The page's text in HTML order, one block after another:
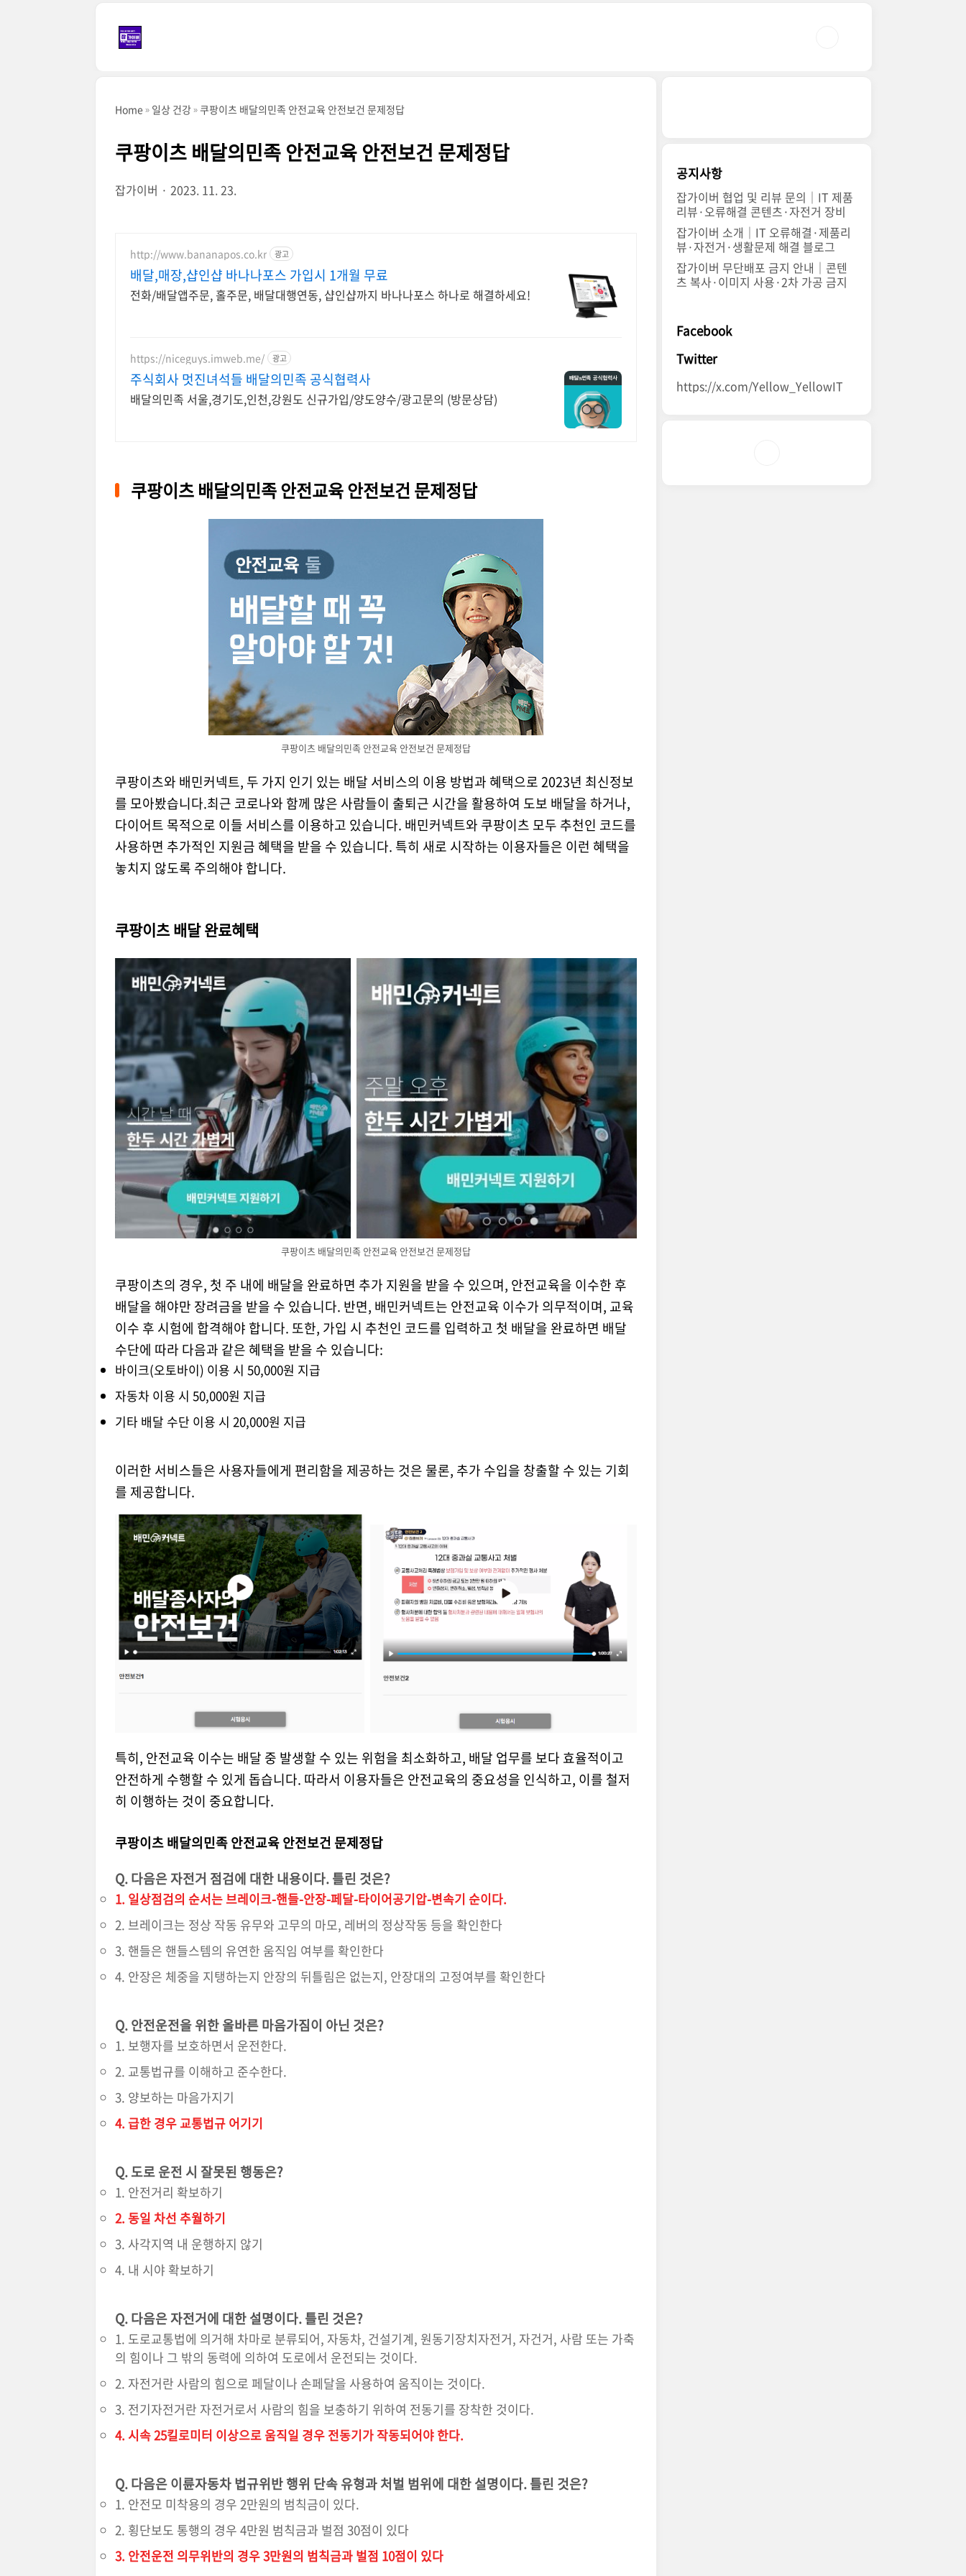
Home 일상 건강 쿠팡이츠 배달의민족 안전교육 안전보건 문제정답
쿠팡이츠 배달의민족 안전교육 안전보건 문제정답
잡가이버 2023. 11. 23.
http://www.bananapos.co.kr 광고
배달,매장,샵인샵 바나나포스 가입시 1개월 무료
전화/배달앱주문, 홀주문, 배달대행연동, 샵인샵까지 바나나포스 하나로 해결하세요!
https://niceguys.imweb.me/ 광고
주식회사 멋진녀석들 배달의민족 공식협력사
배달의민족 서울,경기도,인천,강원도 신규가입/양도양수/광고문의 (방문상담)
쿠팡이츠 배달의민족 안전교육 안전보건 문제정답
쿠팡이츠 배달의민족 안전교육 안전보건 문제정답
쿠팡이츠와 배민커넥트, 두 가지 인기 있는 배달 서비스의 이용 방법과 혜택으로 2023년 최신정보
를 모아봤습니다.최근 코로나와 함께 많은 사람들이 출퇴근 시간을 활용하여 도보 배달을 하거나,
다이어트 목적으로 이들 서비스를 이용하고 있습니다. 배민커넥트와 쿠팡이츠 모두 추천인 코드를
사용하면 추가적인 지원금 혜택을 받을 수 있습니다. 특히 새로 시작하는 이용자들은 이런 혜택을
놓치지 않도록 주의해야 합니다.
쿠팡이츠 배달 완료혜택
쿠팡이츠 배달의민족 안전교육 안전보건 문제정답
쿠팡이츠의 경우, 첫 주 내에 배달을 완료하면 추가 지원을 받을 수 있으며, 안전교육을 이수한 후
배달을 해야만 장려금을 받을 수 있습니다. 반면, 배민커넥트는 안전교육 이수가 의무적이며, 교육
이수 후 시험에 합격해야 합니다. 또한, 가입 시 추천인 코드를 입력하고 첫 배달을 완료하면 배달
수단에 따라 다음과 같은 혜택을 받을 수 있습니다:
바이크(오토바이) 이용 시 50,000원 지급
자동차 이용 시 50,000원 지급
기타 배달 수단 이용 시 20,000원 지급
이러한 서비스들은 사용자들에게 편리함을 제공하는 것은 물론, 추가 수입을 창출할 수 있는 기회
를 제공합니다.
특히, 안전교육 이수는 배달 중 발생할 수 있는 위험을 최소화하고, 배달 업무를 보다 효율적이고
안전하게 수행할 수 있게 돕습니다. 따라서 이용자들은 안전교육의 중요성을 인식하고, 이를 철저
히 이행하는 것이 중요합니다.
쿠팡이츠 배달의민족 안전교육 안전보건 문제정답
Q.다음은 자전거 점검에 대한 내용이다. 틀린 것은?
1. 일상점검의 순서는 브레이크-핸들-안장-페달-타이어공기압-변속기 순이다.
2. 브레이크는 정상 작동 유무와 고무의 마모, 레버의 정상작동 등을 확인한다
3. 핸들은 핸들스템의 유연한 움직임 여부를 확인한다
4. 안장은 체중을 지탱하는지 안장의 뒤틀림은 없는지, 안장대의 고정여부를 확인한다
Q.안전운전을 위한 올바른 마음가짐이 아닌 것은?
1. 보행자를 보호하면서 운전한다.
2. 교통법규를 이해하고 준수한다.
3. 양보하는 마음가지기
4. 급한 경우 교통법규 어기기
Q.도로 운전 시 잘못된 행동은?
1. 안전거리 확보하기
2. 동일 차선 추월하기
3. 사각지역 내 운행하지 않기
4. 내 시야 확보하기
Q.다음은 자전거에 대한 설명이다. 틀린 것은?
1. 도로교통법에 의거해 차마로 분류되어, 자동차, 건설기계, 원동기장치자전거, 자건거, 사람 또는 가축
의 힘이나 그 밖의 동력에 의하여 도로에서 운전되는 것이다.
2. 자전거란 사람의 힘으로 페달이나 손페달을 사용하여 움직이는 것이다.
3. 전기자전거란 자전거로서 사람의 힘을 보충하기 위하여 전동기를 장착한 것이다.
4. 시속 25킬로미터 이상으로 움직일 경우 전동기가 작동되어야 한다.
Q.다음은 이륜자동차 법규위반 행위 단속 유형과 처벌 범위에 대한 설명이다. 틀린 것은?
1. 안전모 미착용의 경우 2만원의 범칙금이 있다.
2. 횡단보도 통행의 경우 4만원 범칙금과 벌점 30점이 있다
3. 안전운전 의무위반의 경우 3만원의 범칙금과 벌점 10점이 있다
공지사항
잡가이버 협업 및 리뷰 문의｜IT 제품
리뷰·오류해결 콘텐츠·자전거 장비
잡가이버 소개｜IT 오류해결·제품리
뷰·자전거·생활문제 해결 블로그
잡가이버 무단배포 금지 안내｜콘텐
츠 복사·이미지 사용·2차 가공 금지
Facebook
Twitter
https://x.com/Yellow_YellowIT